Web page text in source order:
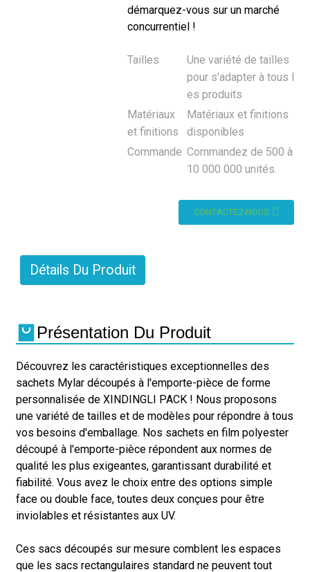
démarquez-vous sur un marché
concurrentiel !
Tailles
Une variété de tailles
pour s'adapter à tous l
es produits
Matériaux
et finitions
Matériaux et finitions
disponibles
Commande Commandez de 500 à
10 000 000 unités.
CONTACTEZ-NOUS
Détails Du Produit
Présentation Du Produit
Découvrez les caractéristiques exceptionnelles des
sachets Mylar découpés à l'emporte-pièce de forme
personnalisée de XINDINGLI PACK ! Nous proposons
une variété de tailles et de modèles pour répondre à tous
vos besoins d'emballage. Nos sachets en film polyester
découpé à l'emporte-pièce répondent aux normes de
qualité les plus exigeantes, garantissant durabilité et
fiabilité. Vous avez le choix entre des options simple
face ou double face, toutes deux conçues pour être
inviolables et résistantes aux UV.
Ces sacs découpés sur mesure comblent les espaces
que les sacs rectangulaires standard ne peuvent tout